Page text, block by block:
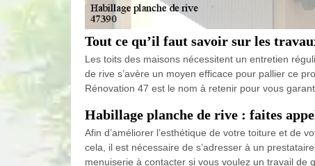
Tout ce qu’il faut savoir sur les
Les toits des maisons nécessitent un entretien
de rive s’avère un moyen efficace pour pallier ce
Rénovation 47 est le nom à retenir pour vous
Habillage planche de rive : faites
Afin d’améliorer l’esthétique de votre toiture et de
cela, il est nécessaire de s’adresser à un
menuiserie à contacter si vous voulez un travail de